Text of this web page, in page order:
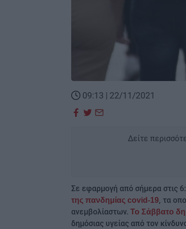
09:13 | 22/11/2021
Δείτε
Σε εφαρμογή από σήμερα στις
της πανδημίας covid-19, τα
ανεμβολίαστων. Το Σάββατο
δημόσιας υγείας από τον